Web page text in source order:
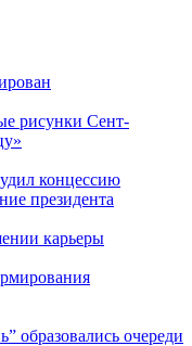
рисунки Сент-
концессию
президента
карьеры
образовались очереди